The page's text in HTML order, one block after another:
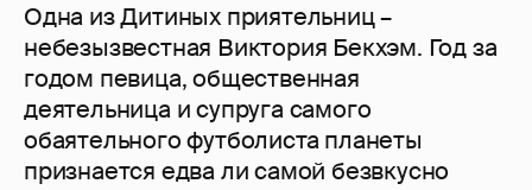
Одна из Дитиных приятельниц –
небезызвестная Виктория Бекхэм. Год за
годом певица, общественная
деятельница и супруга самого
обаятельного футболиста планеты
признается едва ли самой безвкусно